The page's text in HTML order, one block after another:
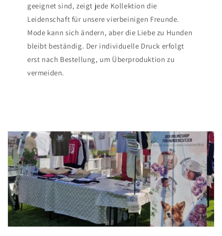
geeignet sind, zeigt jede Kollektion die
Leidenschaft für unsere vierbeinigen Freunde.
Mode kann sich ändern, aber die Liebe zu Hunden
bleibt beständig. Der individuelle Druck erfolgt
erst nach Bestellung, um Überproduktion zu
vermeiden.